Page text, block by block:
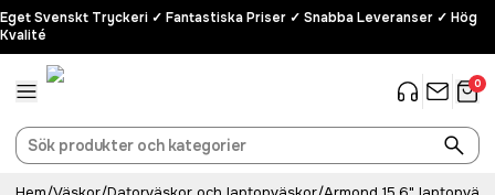
Eget Svenskt Tryckeri ✓ Fantastiska Priser ✓ Snabba Leveranser ✓ Hög
Kvalité
0